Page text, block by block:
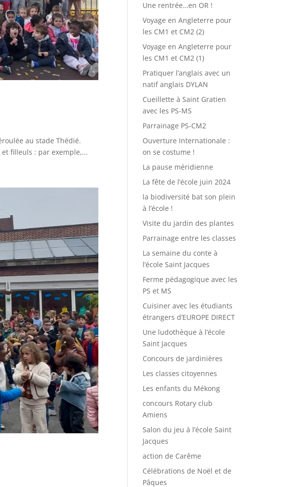
au stade Thédié.
filleuls : par exemple,...
Une rentrée…en OR !
Voyage en Angleterre pour
les CM1 et CM2 (2)
Voyage en Angleterre pour
les CM1 et CM2 (1)
Pratiquer l’anglais avec un
natif anglais DYLAN
Cueillette à Saint Gratien
avec les PS-MS
Parrainage PS-CM2
Ouverture Internationale :
on se costume !
La pause méridienne
La fête de l’école juin 2024
la biodiversité bat son plein
à l’école !
Visite du jardin des plantes
Parrainage entre les classes
La semaine du conte à
l’école Saint Jacques
Ferme pédagogique avec les
PS et MS
Cuisiner avec les étudiants
étrangers d’EUROPE DIRECT
Une ludothèque à l’école
Saint Jacques
Concours de jardinières
Les classes citoyennes
Les enfants du Mékong
concours Rotary club
Amiens
Salon du jeu à l’école Saint
Jacques
action de Carême
Célébrations de Noël et de
Pâques